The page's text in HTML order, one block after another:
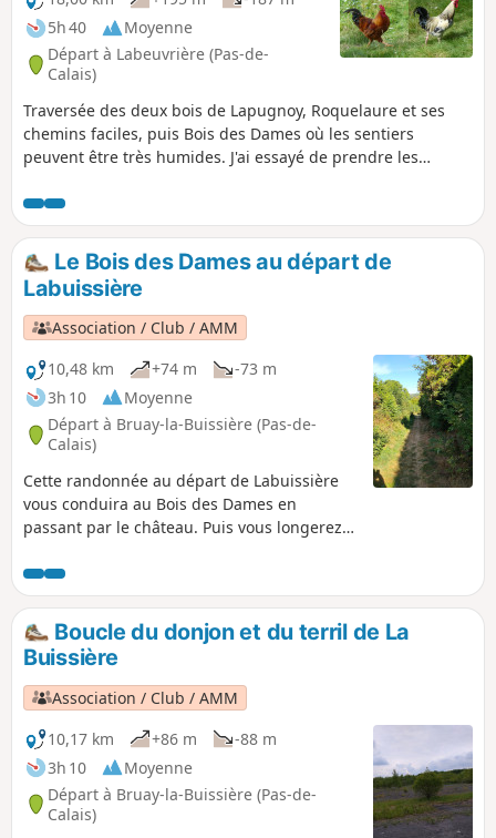
5h 40
Moyenne
Départ à Labeuvrière (Pas-de-
Calais)
Traversée des deux bois de Lapugnoy, Roquelaure et ses
chemins faciles, puis Bois des Dames où les sentiers
peuvent être très humides. J'ai essayé de prendre les
ce qui donne un parcours assez difficile à suivre. Je
recommande l'utilisation de l'application Visorando.
Remarque : sur OpenStreetMap, les chemins sont bien
tracés. Le terril est très beau au printemps quand il se
couvre de lin.
Le Bois des Dames au départ de
Labuissière
Association / Club / AMM
10,48 km
+74 m
-73 m
3h 10
Moyenne
Départ à Bruay-la-Buissière (Pas-de-
Calais)
Cette randonnée au départ de Labuissière
vous conduira au Bois des Dames en
passant par le château. Puis vous longerez
Bois des Dames avec ses chênes centenaires
et une belle biodiversité.
Boucle du donjon et du terril de La
Buissière
Association / Club / AMM
10,17 km
+86 m
-88 m
3h 10
Moyenne
Départ à Bruay-la-Buissière (Pas-de-
Calais)